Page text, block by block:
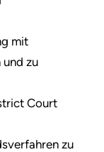
mit
und zu
Court
zu